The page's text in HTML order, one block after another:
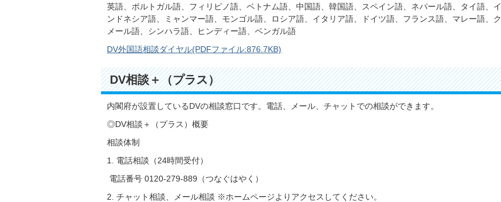
英語、ポルトガル語、フィリピノ語、ベトナム語、中国語、韓国語、スペイン語、ネパール語、タイ語、イ
ンドネシア語、ミャンマー語、モンゴル語、ロシア語、イタリア語、ドイツ語、フランス語、マレー語、ク
メール語、シンハラ語、ヒンディー語、ベンガル語
DV外国語相談ダイヤル(PDFファイル:876.7KB)
DV相談＋（プラス）
内閣府が設置しているDVの相談窓口です。電話、メール、チャットでの相談ができます。
◎DV相談＋（プラス）概要
相談体制
1. 電話相談（24時間受付）
電話番号 0120-279-889（つなぐはやく）
2. チャット相談、メール相談 ※ホームページよりアクセスしてください。